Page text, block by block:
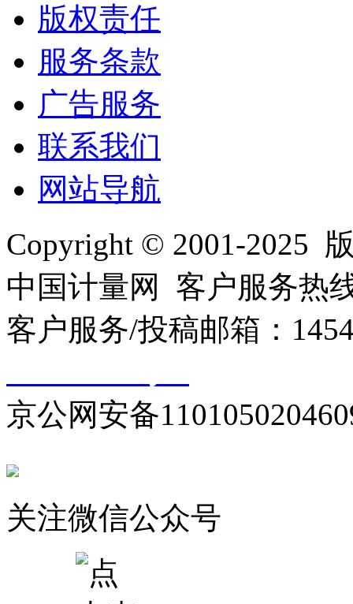
版权责任
服务条款
广告服务
联系我们
网站导航
Copyright © 2001-2025
中国计量网 客户服务热
客户服务/投稿邮箱：
京公网安备
关注微信公众号